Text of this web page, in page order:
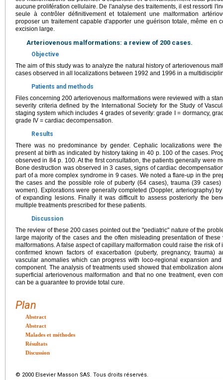
aucune prolifération cellulaire. De l'analyse des traitements, il est ressorti
seule à contrôler définitivement et totalement une malformation
proposer un traitement capable d'apporter une guérison totale, même en
excision large.
Arteriovenous malformations: a review of 200 cases.
Objective
The aim of this study was to analyze the natural history of arteriovenous
cases observed in all localizations between 1992 and 1996 in a
Patients and methods
Files concerning 200 arteriovenous malformations were reviewed with a
severity criteria defined by the International Society for the Study of
staging system which includes 4 grades of severity: grade I = dormancy,
grade IV = cardiac decompensation.
Results
There was no predominance by gender. Cephalic localizations were
present at birth as indicated by history taking in 40 p. 100 of the cases.
observed in 84 p. 100. At the first consultation, the patients generally were
Bone destruction was observed in 3 cases, signs of cardiac
part of a more complex syndrome in 9 cases. We noted a flare-up in the
the cases and the possible role of puberty (64 cases), trauma (39
women). Explorations were generally completed (Doppler, arteriography)
of expanding lesions. Finally it was difficult to assess posteriorly the
multiple treatments prescribed for these patients.
Discussion
The review of these 200 cases pointed out the "pediatric" nature of the
large majority of the cases and the often misleading presentation of
malformations. A false aspect of capillary malformation could raise the risk
confirmed known factors of exacerbation (puberty, pregnancy, trauma)
vascular anomalies which can progress with loco-regional expansion
component. The analysis of treatments used showed that embolization
superficial arteriovenous malformation and that no one treatment, even
can be a guarantee to provide total cure.
Plan
Abstract
Abstract
Malades et méthodes
Résultats
Discussion
© 2000 Elsevier Masson SAS. Tous droits réservés.